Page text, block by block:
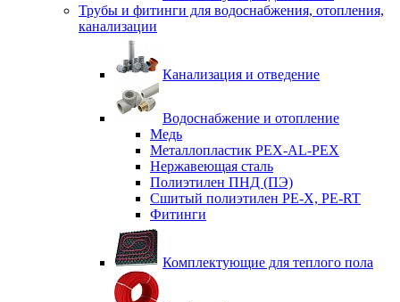
Трубы и фитинги для водоснабжения, отопления,
канализации
Канализация и отведение
Водоснабжение и отопление
Медь
Металлопластик PEX-AL-PEX
Нержавеющая сталь
Полиэтилен ПНД (ПЭ)
Сшитый полиэтилен PE-X, PE-RT
Фитинги
Комплектующие для теплого пола